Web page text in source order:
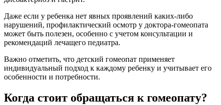
Даже если у ребенка нет явных проявлений каких-либо
нарушений, профилактический осмотр у доктора-гомеопата
может быть полезен, особенно с учетом консультации и
рекомендаций лечащего педиатра.
Важно отметить, что детский гомеопат применяет
индивидуальный подход к каждому ребенку и учитывает его
особенности и потребности.
Когда стоит обращаться к гомеопату?